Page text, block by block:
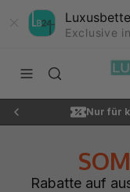
Exclusive
Navigationsmenü
Suche öffnen
Rabatte auf